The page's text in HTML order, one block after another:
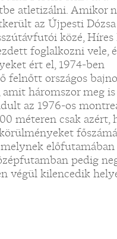
atletizálni. Amikor
az Újpesti Dózsa
közé, Híres
foglalkozni vele,
ért el, 1974-ben
felnőtt országos
amit háromszor meg
az 1976-os
méteren csak azért,
előfutamában
pedig
végül kilencedik